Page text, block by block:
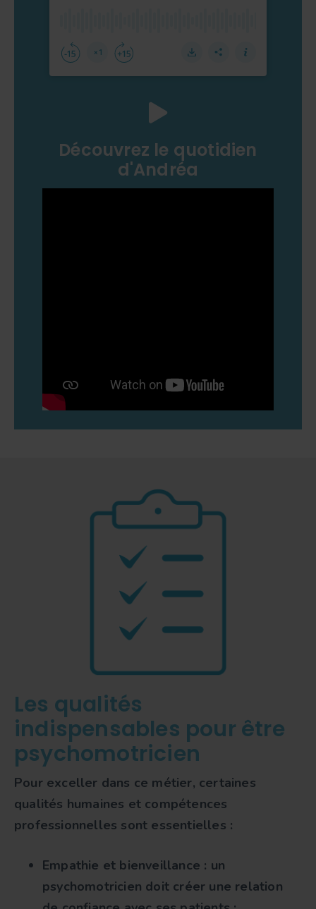
Découvrez le quotidien
d'Andréa
Les qualités
indispensables pour être
psychomotricien
Pour exceller dans ce métier, certaines
qualités humaines et compétences
professionnelles sont essentielles :
Empathie et bienveillance : un
psychomotricien doit créer une relation